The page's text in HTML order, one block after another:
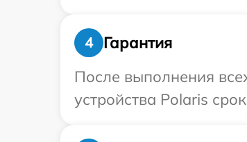
4
Гарантия
После выполнения
устройства Polaris